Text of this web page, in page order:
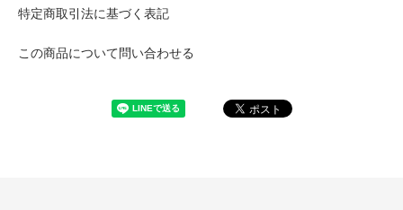
特定商取引法に基づく表記
この商品について問い合わせる